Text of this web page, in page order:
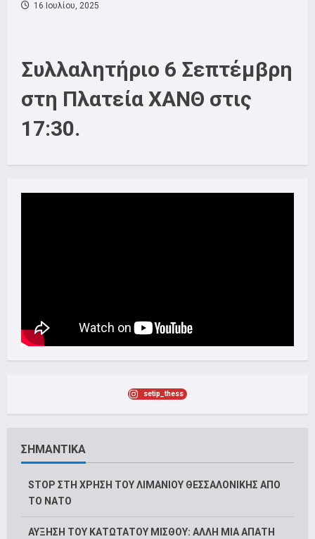
16 Ιουλίου, 2025
Συλλαλητήριο 6 Σεπτέμβρη
στη Πλατεία ΧΑΝΘ στις
17:30.
setip_thess
ΣΗΜΑΝΤΙΚΑ
STOP ΣΤΗ ΧΡΗΣΗ ΤΟΥ ΛΙΜΑΝΙΟΥ ΘΕΣΣΑΛΟΝΙΚΗΣ ΑΠΟ
ΤΟ ΝΑΤΟ
ΑΥΞΗΣΗ ΤΟΥ ΚΑΤΩΤΑΤΟΥ ΜΙΣΘΟΥ: ΑΛΛΗ ΜΙΑ ΑΠΑΤΗ